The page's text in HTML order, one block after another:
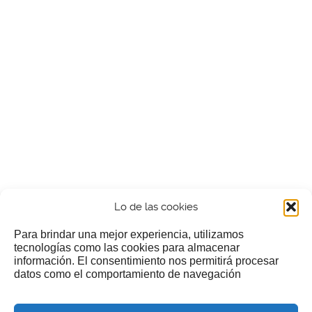
Lo de las cookies
Para brindar una mejor experiencia, utilizamos
tecnologías como las cookies para almacenar
información. El consentimiento nos permitirá procesar
datos como el comportamiento de navegación
¿Nos invitas a un cafecillo?
Si te gusta nuestra web puedes echar limosna a estos